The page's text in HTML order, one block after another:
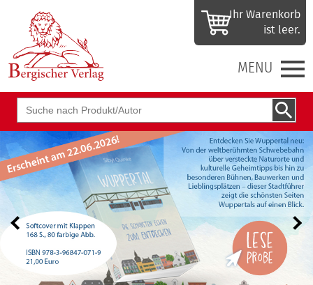
MENU
Ihr Waren­korb
ist leer.
Suchbegriff
zurück vor